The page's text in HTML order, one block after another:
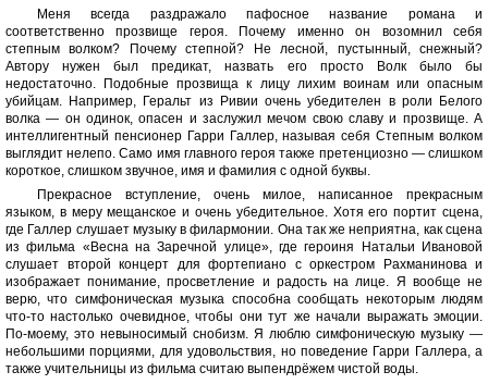
Меня всегда раздражало пафосное название романа и
соответственно прозвище героя. Почему именно он возомнил себя
степным волком? Почему степной? Не лесной, пустынный, снежный?
Автору нужен был предикат, назвать его просто Волк было бы
недостаточно. Подобные прозвища к лицу лихим воинам или опасным
убийцам. Например, Геральт из Ривии очень убедителен в роли Белого
волка — он одинок, опасен и заслужил мечом свою славу и прозвище. А
интеллигентный пенсионер Гарри Галлер, называя себя Степным волком
выглядит нелепо. Само имя главного героя также претенциозно — слишком
короткое, слишком звучное, имя и фамилия с одной буквы.
Прекрасное вступление, очень милое, написанное прекрасным
языком, в меру мещанское и очень убедительное. Хотя его портит сцена,
где Галлер слушает музыку в филармонии. Она так же неприятна, как сцена
из фильма «Весна на Заречной улице», где героиня Натальи Ивановой
слушает второй концерт для фортепиано с оркестром Рахманинова и
изображает понимание, просветление и радость на лице. Я вообще не
верю, что симфоническая музыка способна сообщать некоторым людям
что-то настолько очевидное, чтобы они тут же начали выражать эмоции.
По-моему, это невыносимый снобизм. Я люблю симфоническую музыку —
небольшими порциями, для удовольствия, но поведение Гарри Галлера, а
также учительницы из фильма считаю выпендрёжем чистой воды.